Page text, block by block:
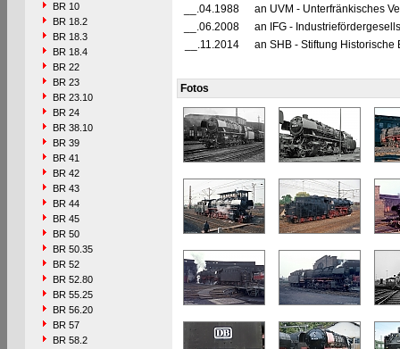
BR 10
BR 18.2
BR 18.3
BR 18.4
BR 22
BR 23
BR 23.10
BR 24
BR 38.10
BR 39
BR 41
BR 42
BR 43
BR 44
BR 45
BR 50
BR 50.35
BR 52
BR 52.80
BR 55.25
BR 56.20
BR 57
BR 58.2
__.04.1988
an UVM - Unterfränkisches
__.06.2008
an IFG -
__.11.2014
an SHB - Stiftung
Fotos